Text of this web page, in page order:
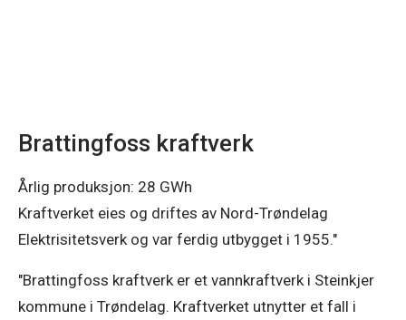
Brattingfoss kraftverk
Årlig produksjon: 28 GWh
Kraftverket eies og driftes av Nord-Trøndelag
Elektrisitetsverk og var ferdig utbygget i 1955."
"Brattingfoss kraftverk er et vannkraftverk i Steinkjer
kommune i Trøndelag. Kraftverket utnytter et fall i